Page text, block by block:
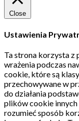
Close
Ustawienia
Ta strona korzysta
wrażenia podczas
cookie, które są
przechowywane w
do działania
plików cookie
rozumieć sposób